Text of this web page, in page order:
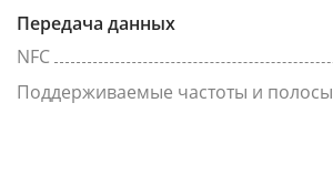
Передача данных
NFC
Поддерживаемые частоты и полосы